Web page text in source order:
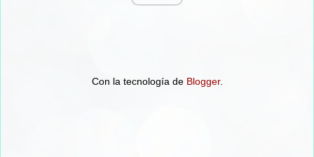
Con la tecnología de Blogger.